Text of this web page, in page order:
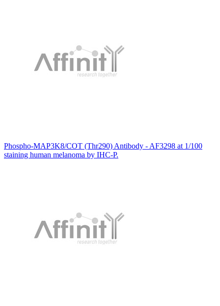
Phospho-MAP3K8/COT (Thr290) Antibody - AF3298 at 1/100
staining human melanoma by IHC-P.